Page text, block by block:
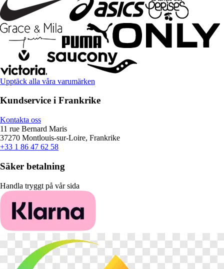
Upptäck alla våra varumärken
Kundservice i Frankrike
Kontakta oss
11 rue Bernard Maris
37270 Montlouis-sur-Loire, Frankrike
+33 1 86 47 62 58
Säker betalning
Handla tryggt på vår sida